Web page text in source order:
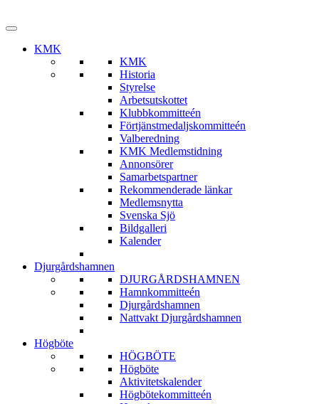
KMK
KMK
Historia
Styrelse
Arbetsutskottet
Klubbkommitteén
Förtjänstmedaljskommitteén
Valberedning
KMK Medlemstidning
Annonsörer
Samarbetspartner
Rekommenderade länkar
Medlemsnytta
Svenska Sjö
Bildgalleri
Kalender
Djurgårdshamnen
DJURGÅRDSHAMNEN
Hamnkommitteén
Djurgårdshamnen
Nattvakt Djurgårdshamnen
Högböte
HÖGBÖTE
Högböte
Aktivitetskalender
Högbötekommitteén